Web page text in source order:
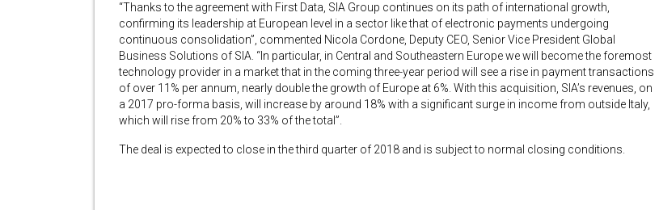
“Thanks to the agreement with First Data, SIA Group continues on its path of international growth,
confirming its leadership at European level in a sector like that of electronic payments undergoing
continuous consolidation”, commented Nicola Cordone, Deputy CEO, Senior Vice President Global
Business Solutions of SIA. “In particular, in Central and Southeastern Europe we will become the foremost
technology provider in a market that in the coming three-year period will see a rise in payment transactions
of over 11% per annum, nearly double the growth of Europe at 6%. With this acquisition, SIA’s revenues, on
a 2017 pro-forma basis, will increase by around 18% with a significant surge in income from outside Italy,
which will rise from 20% to 33% of the total”.
The deal is expected to close in the third quarter of 2018 and is subject to normal closing conditions.